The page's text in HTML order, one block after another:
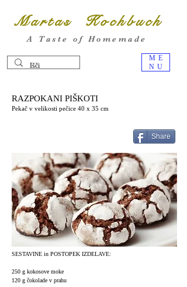
ME
NU
Martas Kochbuch
A Taste of Homemade
RAZPOKANI PIŠKOTI
Pekač v velikosti pečice 40 x 35 cm
Share
SESTAVINE in POSTOPEK IZDELAVE:
250 g kokosove moke
120 g čokolade v prahu